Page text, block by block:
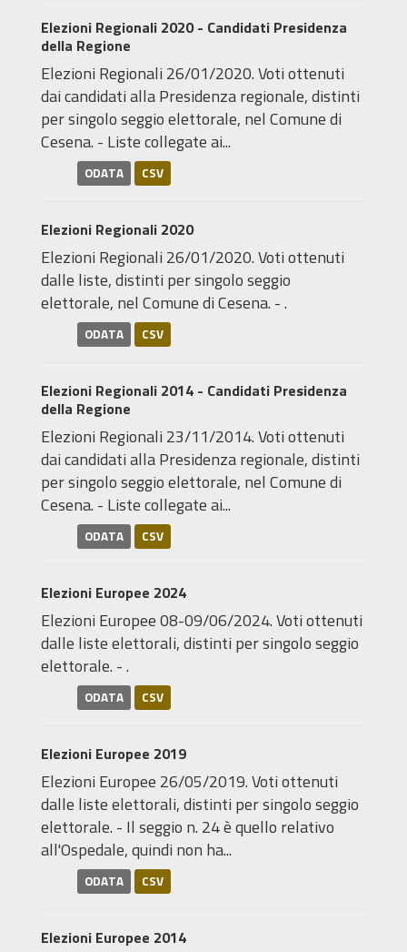
Elezioni Regionali 2020 - Candidati Presidenza
della Regione
Elezioni Regionali 26/01/2020. Voti ottenuti
dai candidati alla Presidenza regionale, distinti
per singolo seggio elettorale, nel Comune di
Cesena. - Liste collegate ai...
ODATA CSV
Elezioni Regionali 2020
Elezioni Regionali 26/01/2020. Voti ottenuti
dalle liste, distinti per singolo seggio
elettorale, nel Comune di Cesena. - .
ODATA CSV
Elezioni Regionali 2014 - Candidati Presidenza
della Regione
Elezioni Regionali 23/11/2014. Voti ottenuti
dai candidati alla Presidenza regionale, distinti
per singolo seggio elettorale, nel Comune di
Cesena. - Liste collegate ai...
ODATA CSV
Elezioni Europee 2024
Elezioni Europee 08-09/06/2024. Voti ottenuti
dalle liste elettorali, distinti per singolo seggio
elettorale. - .
ODATA CSV
Elezioni Europee 2019
Elezioni Europee 26/05/2019. Voti ottenuti
dalle liste elettorali, distinti per singolo seggio
elettorale. - Il seggio n. 24 è quello relativo
all'Ospedale, quindi non ha...
ODATA CSV
Elezioni Europee 2014